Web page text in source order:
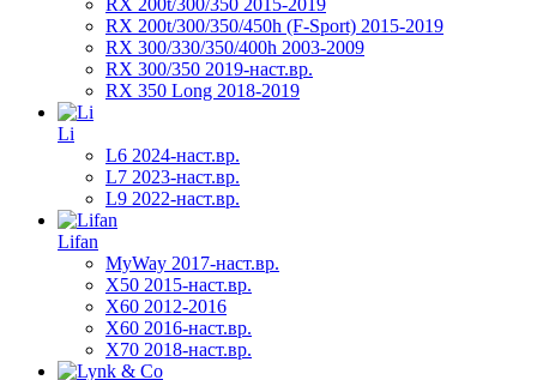
RX 200t/300/350/450h (F-Sport) 2015-2019
RX 300/330/350/400h 2003-2009
RX 300/350 2019-наст.вр.
RX 350 Long 2018-2019
Li
L6 2024-наст.вр.
L7 2023-наст.вр.
L9 2022-наст.вр.
Lifan
MyWay 2017-наст.вр.
X50 2015-наст.вр.
X60 2012-2016
X60 2016-наст.вр.
X70 2018-наст.вр.